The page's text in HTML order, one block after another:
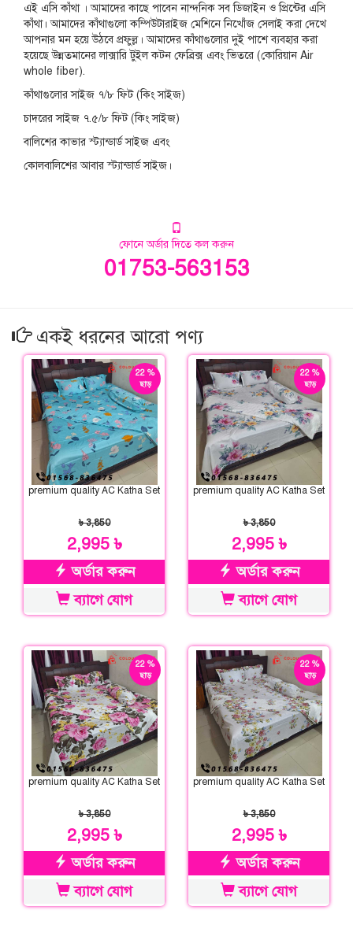
এই এসি কাঁথা । আমাদের কাছে পাবেন নান্দনিক সব ডিজাইন ও প্রিন্টের এসি
কাঁথা। আমাদের কাঁথাগুলো কম্পিউটারাইজ মেশিনে নিখোঁজ সেলাই করা দেখে
আপনার মন হয়ে উঠবে প্রফুল্ল। আমাদের কাঁথাগুলোর দুই পাশে ব্যবহার করা
হয়েছে উন্নতমানের লাক্সারি টুইল কটন ফেব্রিক্স এবং ভিতরে (কোরিয়ান Air
whole fiber).
কাঁথাগুলোর সাইজ ৭/৮ ফিট (কিং সাইজ)
চাদরের সাইজ ৭.৫/৮ ফিট (কিং সাইজ)
বালিশের কাভার স্ট্যান্ডার্ড সাইজ এবং
কোলবালিশের আবার স্ট্যান্ডার্ড সাইজ।
ফোনে অর্ডার দিতে কল করুন
01753-563153
একই ধরনের আরো পণ্য
22 %
ছাড়
premium quality AC Katha Set
৳ 3,850
2,995 ৳
অর্ডার করুন
ব্যাগে যোগ
22 %
ছাড়
premium quality AC Katha Set
৳ 3,850
2,995 ৳
অর্ডার করুন
ব্যাগে যোগ
22 %
ছাড়
premium quality AC Katha Set
৳ 3,850
2,995 ৳
অর্ডার করুন
ব্যাগে যোগ
22 %
ছাড়
premium quality AC Katha Set
৳ 3,850
2,995 ৳
অর্ডার করুন
ব্যাগে যোগ